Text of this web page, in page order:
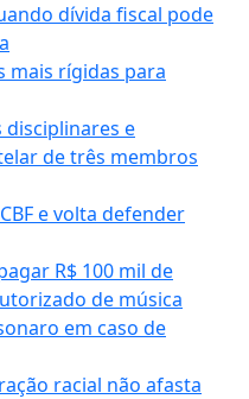
dívida fiscal pode
mais rígidas para
disciplinares e
de três membros
e volta defender
R$ 100 mil de
de música
em caso de
racial não afasta